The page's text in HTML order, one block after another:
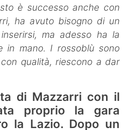
è successo anche con
ha avuto bisogno di un
ma adesso ha la
in mano. I rossoblù sono
qualità, riescono a dar
di Mazzarri con il
proprio la gara
la Lazio. Dopo un